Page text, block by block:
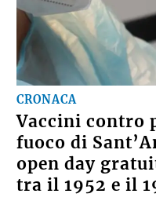
CRONACA
Vaccini contro
fuoco di
open day
tra il 1952 e il